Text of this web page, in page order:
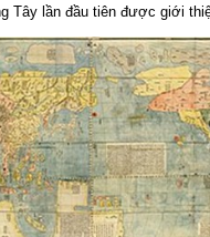
Tây lần đầu tiên được giới